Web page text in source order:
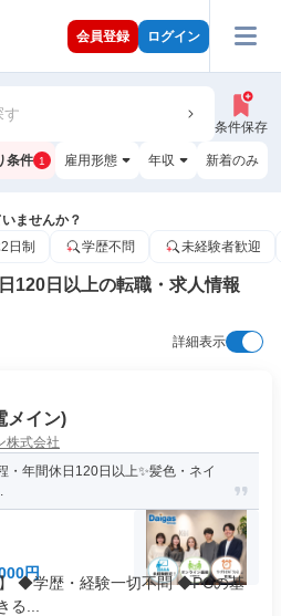
会員登録 ログイン
す
条件保存
条件 1 雇用形態 年収 新着のみ
ませんか？
日制 学歴不問 未経験者歓迎
120日以上の転職・求人情報
詳細表示
メイン)
株式会社
・年間休日120日以上✨髪色・ネイ
円
◆学歴・経験一切不問 ◆PCの基
る...